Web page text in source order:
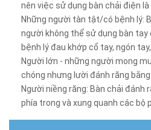
nên việc sử dụng bàn chải điện là
Những người tàn tật/có bệnh lý:
người không thể sử dụng bàn tay
bệnh lý đau khớp cổ tay, ngón tay,...
Người lớn - những người mong
chóng nhưng lười đánh răng
Người niềng răng: Bàn chải đánh
phía trong và xung quanh các bộ